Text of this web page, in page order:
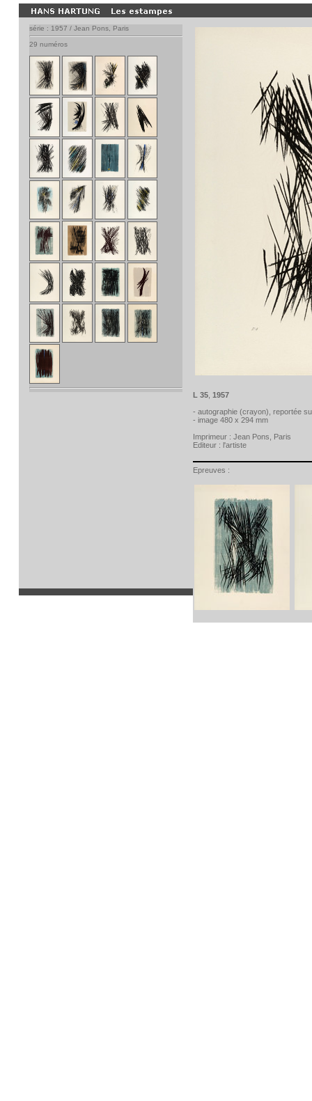
L 35 ,1957
- autographie (crayon), reportée
- image 480 x 294 mm
Imprimeur :Jean Pons, Paris
Editeur :l'artiste
Epreuves :
série : 1957 / Jean Pons, Paris
29 numéros